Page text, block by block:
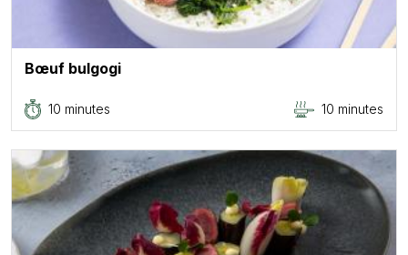
Bœuf bulgogi
10 minutes 10 minutes